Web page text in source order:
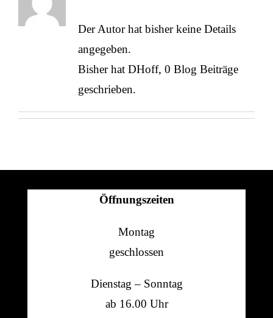
Der Autor hat bisher keine Details
angegeben.
Bisher hat DHoff, 0 Blog Beiträge
geschrieben.
Öffnungszeiten
Montag
geschlossen
Dienstag – Sonntag
ab 16.00 Uhr